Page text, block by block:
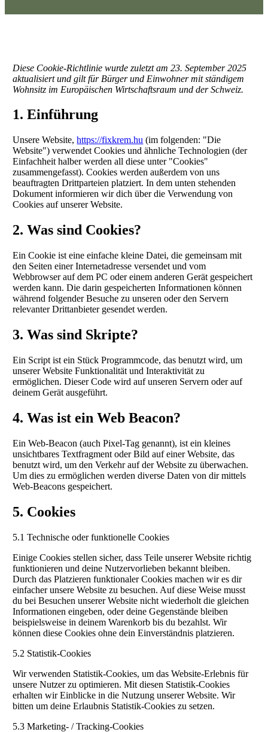
Diese Cookie-Richtlinie wurde zuletzt am 23. September 2025
aktualisiert und gilt für Bürger und Einwohner mit ständigem
Wohnsitz im Europäischen Wirtschaftsraum und der Schweiz.
1. Einführung
Unsere Website,https://fixkrem.hu (im folgenden: "Die
Website") verwendet Cookies und ähnliche Technologien (der
Einfachheit halber werden all diese unter "Cookies"
zusammengefasst). Cookies werden außerdem von uns
beauftragten Drittparteien platziert. In dem unten stehenden
Dokument informieren wir dich über die Verwendung von
Cookies auf unserer Website.
2. Was sind Cookies?
Ein Cookie ist eine einfache kleine Datei, die gemeinsam mit
den Seiten einer Internetadresse versendet und vom
Webbrowser auf dem PC oder einem anderen Gerät gespeichert
werden kann. Die darin gespeicherten Informationen können
während folgender Besuche zu unseren oder den Servern
relevanter Drittanbieter gesendet werden.
3. Was sind Skripte?
Ein Script ist ein Stück Programmcode, das benutzt wird, um
unserer Website Funktionalität und Interaktivität zu
ermöglichen. Dieser Code wird auf unseren Servern oder auf
deinem Gerät ausgeführt.
4. Was ist ein Web Beacon?
Ein Web-Beacon (auch Pixel-Tag genannt), ist ein kleines
unsichtbares Textfragment oder Bild auf einer Website, das
benutzt wird, um den Verkehr auf der Website zu überwachen.
Um dies zu ermöglichen werden diverse Daten von dir mittels
Web-Beacons gespeichert.
5. Cookies
5.1 Technische oder funktionelle Cookies
Einige Cookies stellen sicher, dass Teile unserer Website richtig
funktionieren und deine Nutzervorlieben bekannt bleiben.
Durch das Platzieren funktionaler Cookies machen wir es dir
einfacher unsere Website zu besuchen. Auf diese Weise musst
du bei Besuchen unserer Website nicht wiederholt die gleichen
Informationen eingeben, oder deine Gegenstände bleiben
beispielsweise in deinem Warenkorb bis du bezahlst. Wir
können diese Cookies ohne dein Einverständnis platzieren.
5.2 Statistik-Cookies
Wir verwenden Statistik-Cookies, um das Website-Erlebnis für
unsere Nutzer zu optimieren. Mit diesen Statistik-Cookies
erhalten wir Einblicke in die Nutzung unserer Website. Wir
bitten um deine Erlaubnis Statistik-Cookies zu setzen.
5.3 Marketing- / Tracking-Cookies